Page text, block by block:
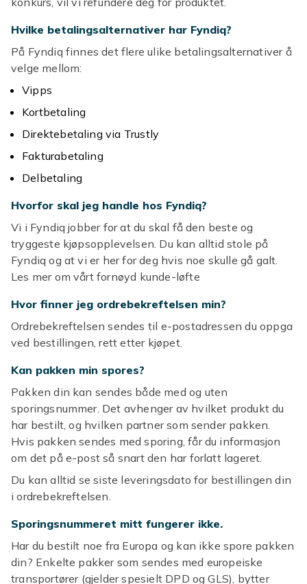
Hvilke betalingsalternativer har Fyndiq?
På Fyndiq finnes det flere ulike betalingsalternativer å
velge mellom:
Vipps
Kortbetaling
Direktebetaling via Trustly
Fakturabetaling
Delbetaling
Hvorfor skal jeg handle hos Fyndiq?
Vi i Fyndiq jobber for at du skal få den beste og
tryggeste kjøpsopplevelsen. Du kan alltid stole på
Fyndiq og at vi er her for deg hvis noe skulle gå galt.
Les mer om vårt fornøyd kunde-løfte
Hvor finner jeg ordrebekreftelsen min?
Ordrebekreftelsen sendes til e-postadressen du oppga
ved bestillingen, rett etter kjøpet. ​
Kan pakken min spores?
Pakken din kan sendes både med og uten
sporingsnummer. Det avhenger av hvilket produkt du
har bestilt, og hvilken partner som sender pakken.
Hvis pakken sendes med sporing, får du informasjon
om det på e-post så snart den har forlatt lageret.
Du kan alltid se siste leveringsdato for bestillingen din
i ordrebekreftelsen.
Sporingsnummeret mitt fungerer ikke.
Har du bestilt noe fra Europa og kan ikke spore pakken
din? Enkelte pakker som sendes med europeiske
transportører (gjelder spesielt DPD og GLS), bytter